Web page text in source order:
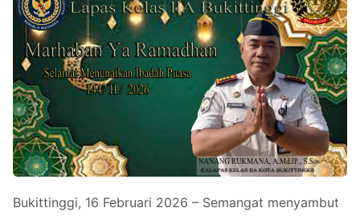
Bukittinggi, 16 Februari 2026 – Semangat menyambut